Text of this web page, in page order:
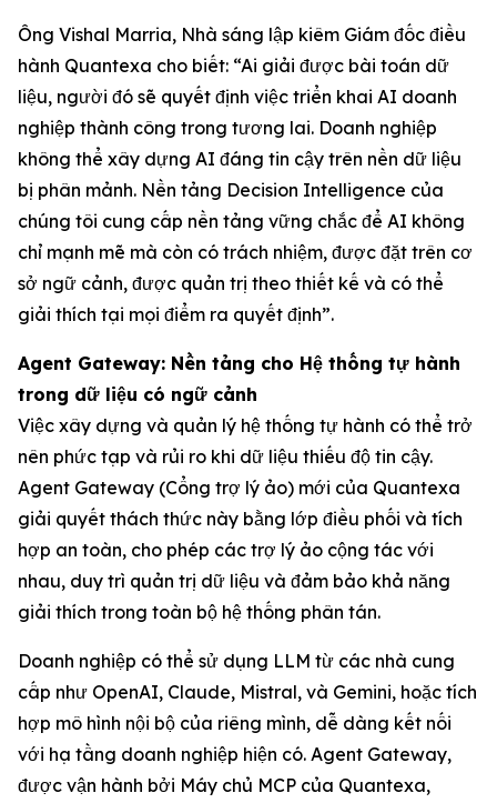
Ông Vishal Marria, Nhà sáng lập kiêm Giám đốc điều
hành Quantexa cho biết: “Ai giải được bài toán dữ
liệu, người đó sẽ quyết định việc triển khai AI doanh
nghiệp thành công trong tương lai. Doanh nghiệp
không thể xây dựng AI đáng tin cậy trên nền dữ liệu
bị phân mảnh. Nền tảng Decision Intelligence của
chúng tôi cung cấp nền tảng vững chắc để AI không
chỉ mạnh mẽ mà còn có trách nhiệm, được đặt trên cơ
sở ngữ cảnh, được quản trị theo thiết kế và có thể
giải thích tại mọi điểm ra quyết định”.
Agent Gateway: Nền tảng cho Hệ thống tự hành
trong dữ liệu có ngữ cảnh
Việc xây dựng và quản lý hệ thống tự hành có thể trở
nên phức tạp và rủi ro khi dữ liệu thiếu độ tin cậy.
Agent Gateway (Cổng trợ lý ảo) mới của Quantexa
giải quyết thách thức này bằng lớp điều phối và tích
hợp an toàn, cho phép các trợ lý ảo cộng tác với
nhau, duy trì quản trị dữ liệu và đảm bảo khả năng
giải thích trong toàn bộ hệ thống phân tán.
Doanh nghiệp có thể sử dụng LLM từ các nhà cung
cấp như OpenAI, Claude, Mistral, và Gemini, hoặc tích
hợp mô hình nội bộ của riêng mình, dễ dàng kết nối
với hạ tầng doanh nghiệp hiện có. Agent Gateway,
được vận hành bởi Máy chủ MCP của Quantexa,